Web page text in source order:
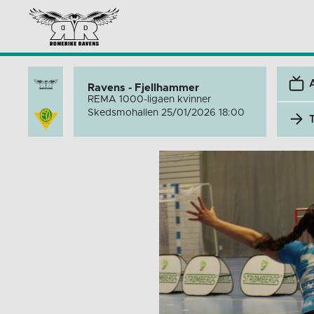
Ravens - Fjellhammer
REMA 1000-ligaen kvinner
Skedsmohallen 25/01/2026 18:00